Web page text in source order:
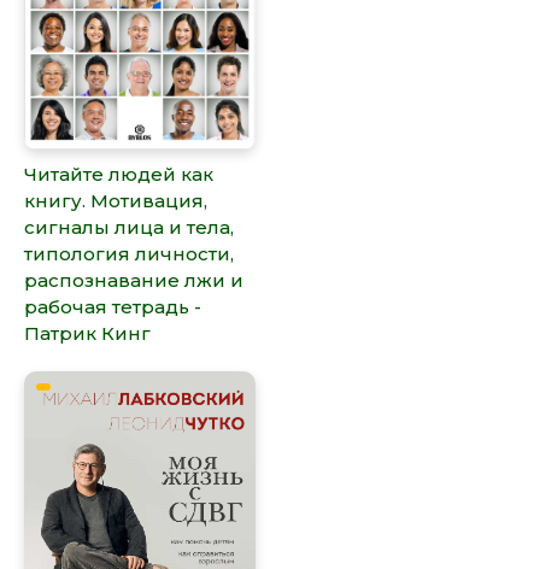
Читайте людей как
книгу. Мотивация,
сигналы лица и тела,
типология личности,
распознавание лжи и
рабочая тетрадь -
Патрик Кинг